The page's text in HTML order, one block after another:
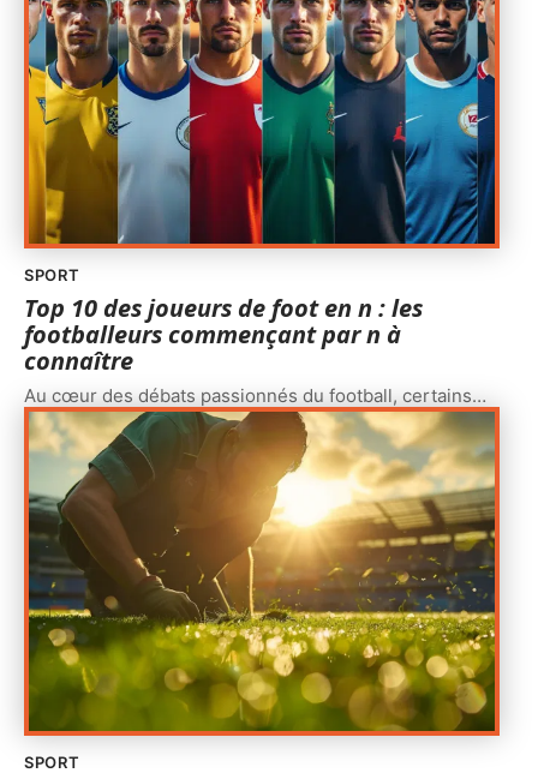
SPORT
Top 10 des joueurs de foot en n : les
footballeurs commençant par n à
connaître
Au cœur des débats passionnés du football, certains…
SPORT